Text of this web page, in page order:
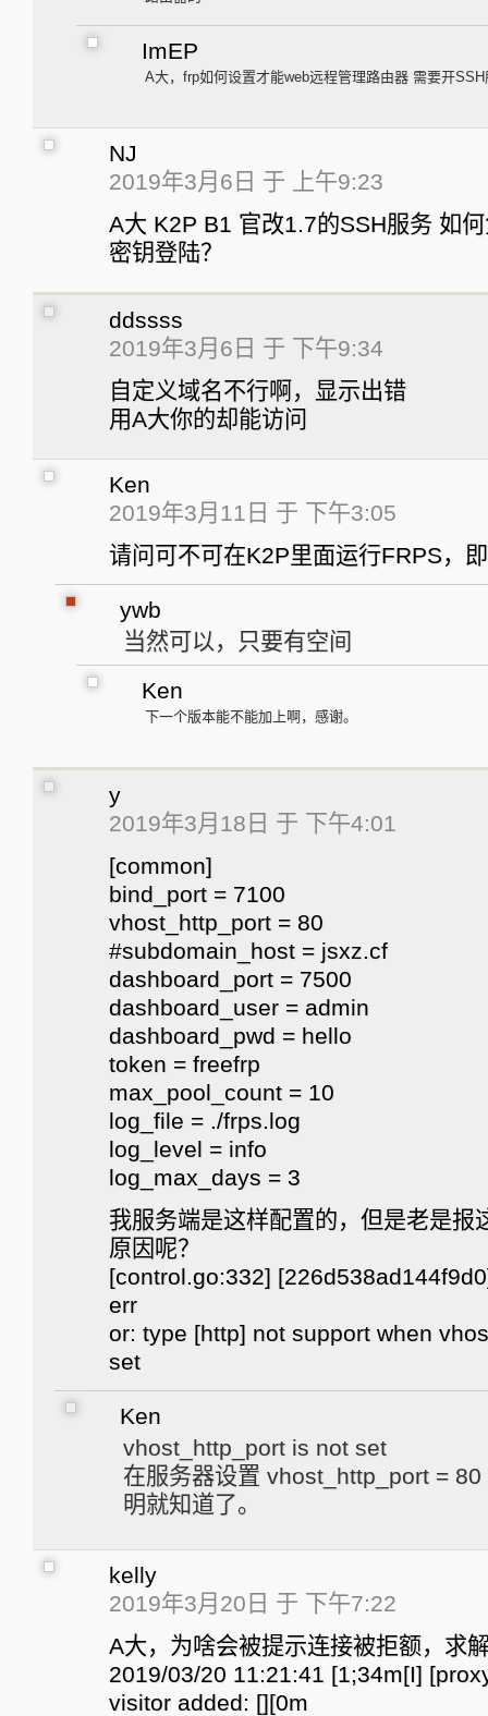
ImEP
A大，frp如何设置才能web远程管理路由器 需要开
NJ
2019年3月6日 于 上午9:23
A大 K2P B1 官改1.7的SSH服务 如
密钥登陆？
ddssss
2019年3月6日 于 下午9:34
自定义域名不行啊，显示出错
用A大你的却能访问
Ken
2019年3月11日 于 下午3:05
请问可不可在K2P里面运行FRPS，
ywb
当然可以，只要有空间
Ken
下一个版本能不能加上啊，感谢。
y
2019年3月18日 于 下午4:01
[common]
bind_port = 7100
vhost_http_port = 80
#subdomain_host = jsxz.cf
dashboard_port = 7500
dashboard_user = admin
dashboard_pwd = hello
token = freefrp
max_pool_count = 10
log_file = ./frps.log
log_level = info
log_max_days = 3
我服务端是这样配置的，但是老是报
原因呢？
[control.go:332]
err
or: type [http] not support when
set
Ken
vhost_http_port is not set
在服务器设置 vhost_http_port = 80
明就知道了。
kelly
2019年3月20日 于 下午7:22
A大，为啥会被提示连接被拒额，求
2019/03/20 11:21:41 [1;34m[I]
visitor added: [][0m